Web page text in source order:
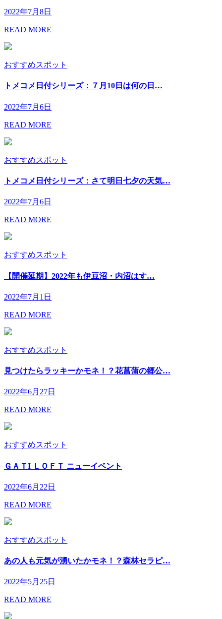
2022年7月8日
READ MORE
おすすめスポット
トメコメ日付シリーズ：７月10日は何の日…
2022年7月6日
READ MORE
おすすめスポット
トメコメ日付シリーズ：さて明日七夕の天気…
2022年7月6日
READ MORE
おすすめスポット
【開催延期】2022年も伊豆沼・内沼はす…
2022年7月1日
READ MORE
おすすめスポット
見つけたらラッキーかモネ！？花菖蒲の郷公…
2022年6月27日
READ MORE
おすすめスポット
ＧＡＴI ＬＯＦＴ ニューイベント
2022年6月22日
READ MORE
おすすめスポット
あの人も元気が湧いたかモネ！？森林セラピ…
2022年5月25日
READ MORE